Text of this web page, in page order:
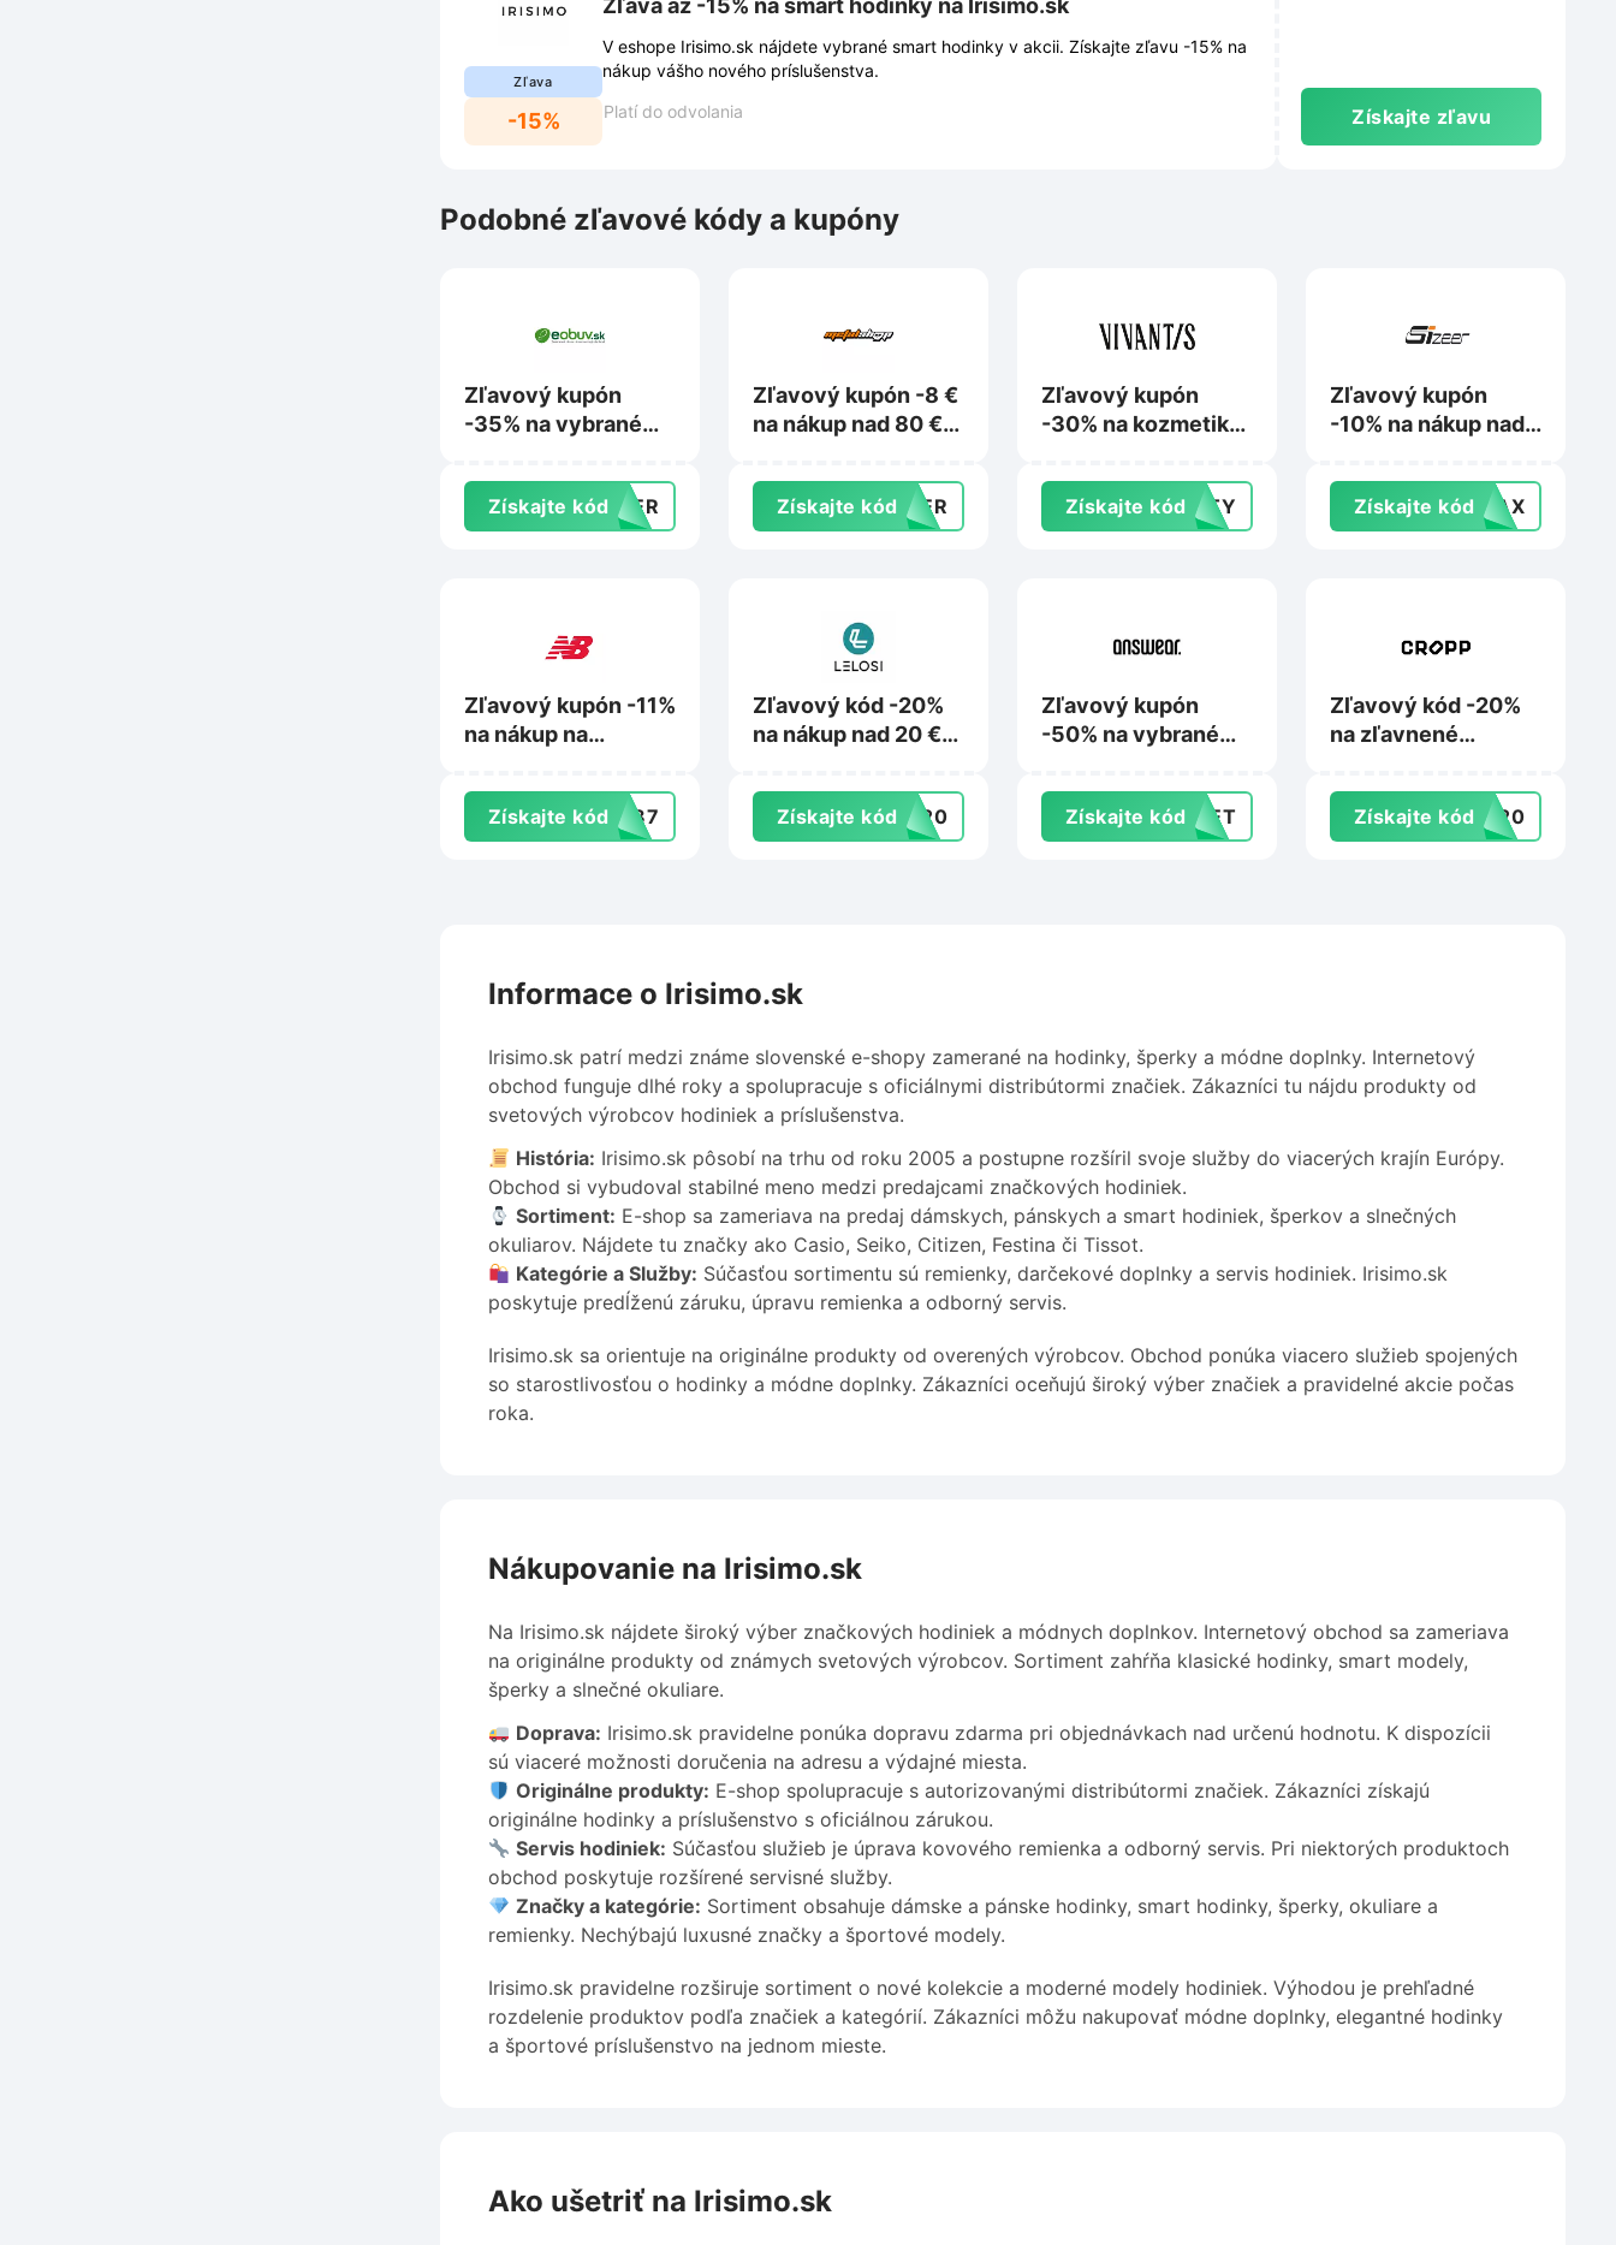
Zľava
-15%
Zľava až -15% na smart hodinky na Irisimo.sk
V eshope Irisimo.sk nájdete vybrané smart hodinky v akcii. Získajte zľavu -15% na
nákup vášho nového príslušenstva.
Platí do odvolania
Získajte zľavu
Podobné zľavové kódy a kupóny
Zľavový kupón
-35% na vybrané
na Eobuv.sk
Získajte kódMMER
Zľavový kupón -8 €
na nákup nad 80 €
Získajte kódMMER
Zľavový kupón
-30% na kozmetiku
Garnier, Maybelline
alebo Mixa na
Vivantis.sk
Získajte kódAUTY
Zľavový kupón
-10% na nákup nad
Získajte kódVIAX
Zľavový kupón -11%
na nákup na
Získajte kódPW87
Zľavový kód -20%
na nákup nad 20 €
Získajte kódRA20
Zľavový kupón
-50% na vybrané
kúpe min. 2 kusov
na Answear.sk
Získajte kódCRET
Zľavový kód -20%
na zľavnené
min. 5 kusov na
Cropp.com
Získajte kódRA20
Informace o Irisimo.sk
Irisimo.sk patrí medzi známe slovenské e-shopy zamerané na hodinky, šperky a módne doplnky. Internetový
obchod funguje dlhé roky a spolupracuje s oficiálnymi distribútormi značiek. Zákazníci tu nájdu produkty od
svetových výrobcov hodiniek a príslušenstva.
História: Irisimo.sk pôsobí na trhu od roku 2005 a postupne rozšíril svoje služby do viacerých krajín Európy.
Obchod si vybudoval stabilné meno medzi predajcami značkových hodiniek.
Sortiment: E-shop sa zameriava na predaj dámskych, pánskych a smart hodiniek, šperkov a slnečných
okuliarov. Nájdete tu značky ako Casio, Seiko, Citizen, Festina či Tissot.
Kategórie a Služby: Súčasťou sortimentu sú remienky, darčekové doplnky a servis hodiniek. Irisimo.sk
poskytuje predĺženú záruku, úpravu remienka a odborný servis.
Irisimo.sk sa orientuje na originálne produkty od overených výrobcov. Obchod ponúka viacero služieb spojených
so starostlivosťou o hodinky a módne doplnky. Zákazníci oceňujú široký výber značiek a pravidelné akcie počas
roka.
Nákupovanie na Irisimo.sk
Na Irisimo.sk nájdete široký výber značkových hodiniek a módnych doplnkov. Internetový obchod sa zameriava
na originálne produkty od známych svetových výrobcov. Sortiment zahŕňa klasické hodinky, smart modely,
šperky a slnečné okuliare.
Doprava: Irisimo.sk pravidelne ponúka dopravu zdarma pri objednávkach nad určenú hodnotu. K dispozícii
sú viaceré možnosti doručenia na adresu a výdajné miesta.
Originálne produkty: E-shop spolupracuje s autorizovanými distribútormi značiek. Zákazníci získajú
originálne hodinky a príslušenstvo s oficiálnou zárukou.
Servis hodiniek: Súčasťou služieb je úprava kovového remienka a odborný servis. Pri niektorých produktoch
obchod poskytuje rozšírené servisné služby.
Značky a kategórie: Sortiment obsahuje dámske a pánske hodinky, smart hodinky, šperky, okuliare a
remienky. Nechýbajú luxusné značky a športové modely.
Irisimo.sk pravidelne rozširuje sortiment o nové kolekcie a moderné modely hodiniek. Výhodou je prehľadné
rozdelenie produktov podľa značiek a kategórií. Zákazníci môžu nakupovať módne doplnky, elegantné hodinky
a športové príslušenstvo na jednom mieste.
Ako ušetriť na Irisimo.sk